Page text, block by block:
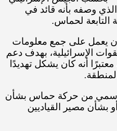
وصفه بأنه قائد في
التابعة لحماس.
يعمل على جمع معلومات
الإسرائيلية، بهدف دعم
أنه كان يشكل تهديدًا
رسمي من حركة حماس بشأن
بشأن مصير القياديين